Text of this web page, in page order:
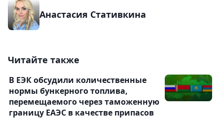
Анастасия Стативкина
Читайте также
В ЕЭК обсудили количественные
нормы бункерного топлива,
перемещаемого через таможенную
границу ЕАЭС в качестве припасов